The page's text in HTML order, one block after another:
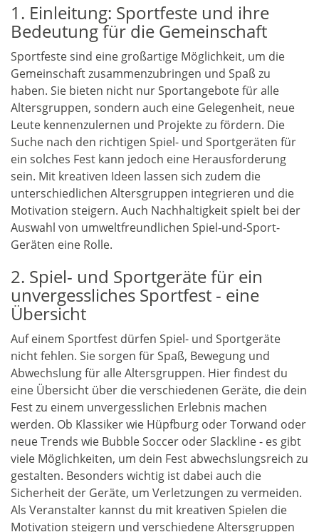
1. Einleitung: Sportfeste und ihre
Bedeutung für die Gemeinschaft
Sportfeste sind eine großartige Möglichkeit, um die
Gemeinschaft zusammenzubringen und Spaß zu
haben. Sie bieten nicht nur Sportangebote für alle
Altersgruppen, sondern auch eine Gelegenheit, neue
Leute kennenzulernen und Projekte zu fördern. Die
Suche nach den richtigen Spiel- und Sportgeräten für
ein solches Fest kann jedoch eine Herausforderung
sein. Mit kreativen Ideen lassen sich zudem die
unterschiedlichen Altersgruppen integrieren und die
Motivation steigern. Auch Nachhaltigkeit spielt bei der
Auswahl von umweltfreundlichen Spiel-und-Sport-
Geräten eine Rolle.
2. Spiel- und Sportgeräte für ein
unvergessliches Sportfest - eine
Übersicht
Auf einem Sportfest dürfen Spiel- und Sportgeräte
nicht fehlen. Sie sorgen für Spaß, Bewegung und
Abwechslung für alle Altersgruppen. Hier findest du
eine Übersicht über die verschiedenen Geräte, die dein
Fest zu einem unvergesslichen Erlebnis machen
werden. Ob Klassiker wie Hüpfburg oder Torwand oder
neue Trends wie Bubble Soccer oder Slackline - es gibt
viele Möglichkeiten, um dein Fest abwechslungsreich zu
gestalten. Besonders wichtig ist dabei auch die
Sicherheit der Geräte, um Verletzungen zu vermeiden.
Als Veranstalter kannst du mit kreativen Spielen die
Motivation steigern und verschiedene Altersgruppen